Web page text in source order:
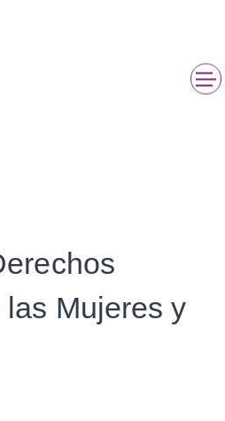
Mujeres y